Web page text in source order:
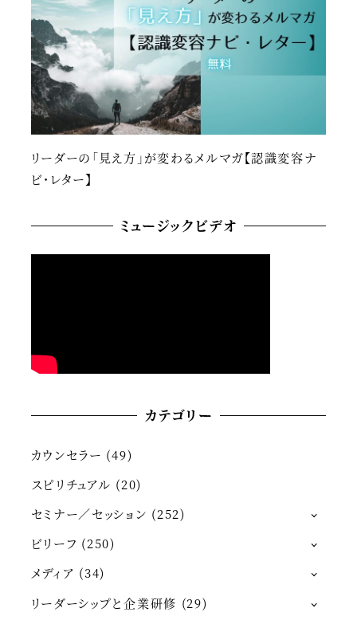
リーダーの「見え方」が変わるメルマガ【認識変容ナ
ビ・レター】
ミュージックビデオ
カテゴリー
カウンセラー (49)
スピリチュアル (20)
セミナー／セッション (252)
ビリーフ (250)
メディア (34)
リーダーシップと企業研修 (29)